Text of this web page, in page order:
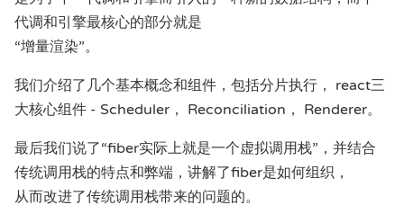
代调和引擎最核心的部分就是
“增量渲染”。
我们介绍了几个基本概念和组件，包括分片执行， react三
大核心组件 - Scheduler， Reconciliation， Renderer。
最后我们说了“fiber实际上就是一个虚拟调用栈”，并结合
传统调用栈的特点和弊端，讲解了fiber是如何组织，
从而改进了传统调用栈带来的问题的。